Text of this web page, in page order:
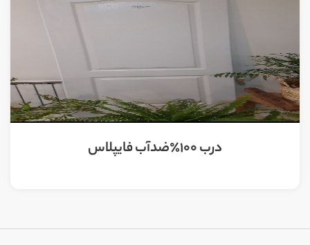
درب 100٪ضدآب فایپلاس